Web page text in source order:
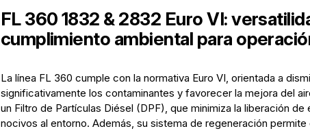
FL 360 1832 & 2832 Euro VI:
cumplimiento ambiental para
La línea FL 360 cumple con la normativa Euro VI, orientada a
significativamente los contaminantes y favorecer la mejora del
un Filtro de Partículas Diésel (DPF), que minimiza la liberación de
nocivos al entorno. Además, su sistema de regeneración permite